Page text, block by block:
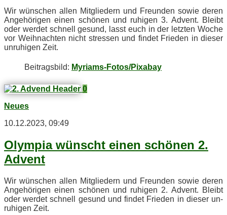
Wir wün­schen al­len Mit­glie­dern und Freun­den so­wie de­ren
An­ge­hö­ri­gen ei­nen schö­nen und ru­hi­gen 3. Ad­vent. Bleibt
oder wer­det schnell ge­sund, lasst euch in der letz­ten Wo­che
vor Weih­nach­ten nicht stres­sen und fin­det Frie­den in die­ser
un­ru­hi­gen Zeit.
Bei­trags­bild: Myriams-Fotos/Pixabay
0
Neues
10.12.2023, 09:49
Olym­pia wünscht ei­nen schö­nen 2.
Advent
Wir wün­schen al­len Mit­glie­dern und Freun­den so­wie de­ren
An­ge­hö­ri­gen ei­nen schö­nen und ru­hi­gen 2. Ad­vent. Bleibt
oder wer­det schnell ge­sund und fin­det Frie­den in die­ser un­
ru­hi­gen Zeit.